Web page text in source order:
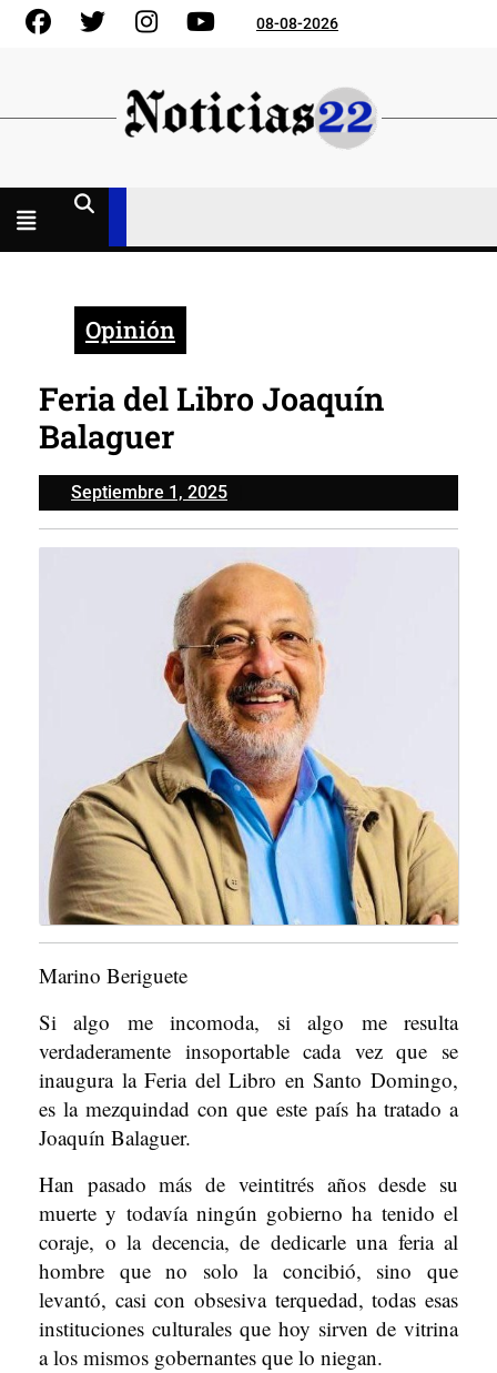
Skip
FacebookGorjeo InstagramYouTube08-08-2026
Opinión
Feria del Libro Joaquín
Balaguer
Septiembre 1, 2025Septiembre
1,
2025
Marino Beriguete
Si algo me incomoda, si algo me resulta
verdaderamente insoportable cada vez que se
inaugura la Feria del Libro en Santo Domingo,
es la mezquindad con que este país ha tratado a
Joaquín Balaguer.
Han pasado más de veintitrés años desde su
muerte y todavía ningún gobierno ha tenido el
coraje, o la decencia, de dedicarle una feria al
hombre que no solo la concibió, sino que
levantó, casi con obsesiva terquedad, todas esas
instituciones culturales que hoy sirven de vitrina
a los mismos gobernantes que lo niegan.